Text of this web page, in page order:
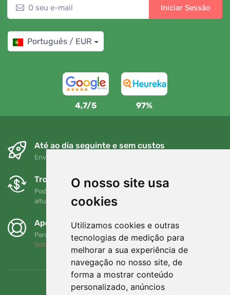
O nosso site usa
cookies
Utilizamos cookies e outras
tecnologias de medição para
melhorar a sua experiência de
navegação no nosso site, de
forma a mostrar conteúdo
personalizado, anúncios
Iniciar Sessão
Português / EUR
4,7/5 97%
Até ao dia seguinte e sem custos
Envio gratuito para encomendas superiores a 80 EUR
Trocas e devoluções gratuitas
Pode devolver ou trocar a sua encomenda em qualquer
altura no prazo de 90 dias
Apoiamos a Trees.org
Para cada encomenda plantamos uma árvore! Leia mais
Sobre nós